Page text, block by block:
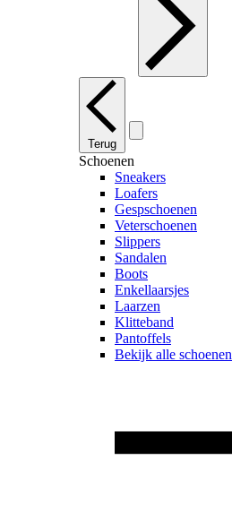
Terug
Schoenen
Sneakers
Loafers
Gespschoenen
Veterschoenen
Slippers
Sandalen
Boots
Enkellaarsjes
Laarzen
Klitteband
Pantoffels
Bekijk alle schoenen